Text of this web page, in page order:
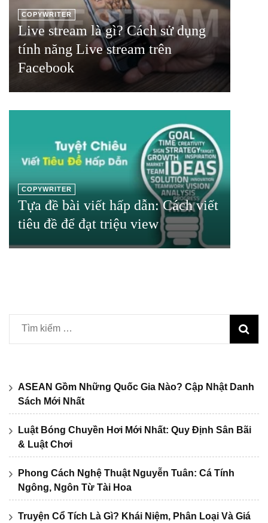
COPYWRITER
Live stream là gì? Cách sử dụng
tính năng Live stream trên
Facebook
COPYWRITER
Tựa đề bài viết hấp dẫn: Cách viết
tiêu đề để đạt triệu view
Tìm
kiếm
ASEAN Gồm Những Quốc Gia Nào? Cập Nhật Danh
Sách Mới Nhất
Luật Bóng Chuyền Hơi Mới Nhất: Quy Định Sân Bãi
& Luật Chơi
Phong Cách Nghệ Thuật Nguyễn Tuân: Cá Tính
Ngông, Ngôn Từ Tài Hoa
Truyện Cổ Tích Là Gì? Khái Niệm, Phân Loại Và Giá